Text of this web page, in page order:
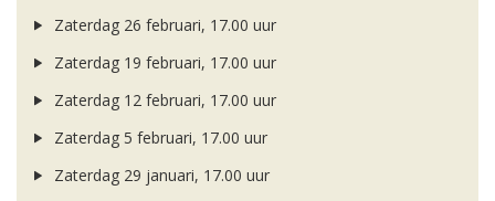
Zaterdag 26 februari, 17.00 uur
Zaterdag 19 februari, 17.00 uur
Zaterdag 12 februari, 17.00 uur
Zaterdag 5 februari, 17.00 uur
Zaterdag 29 januari, 17.00 uur